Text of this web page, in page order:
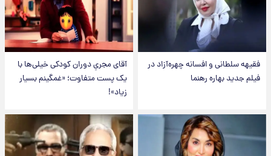
فقیهه سلطانی و افسانه چهره‌آزاد در
فیلم جدید بهاره رهنما
آقای مجریِ دوران کودکی خیلی‌ها با
یک پست متفاوت؛ «غمگینم بسیار
زیاد»!